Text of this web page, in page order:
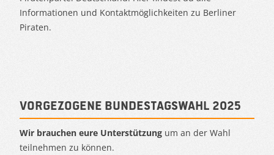
Informationen und Kontaktmöglichkeiten zu Berliner
Piraten.
Vorgezogene Bundestagswahl 2025
Wir brauchen eure Unterstützung um an der Wahl
teilnehmen zu können.